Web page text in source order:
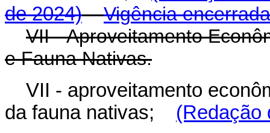
de 2024)
Vigência encerrada
VII - Aproveitamento
e Fauna Nativas.
VII - aproveitamento
da fauna nativas;
(Redação